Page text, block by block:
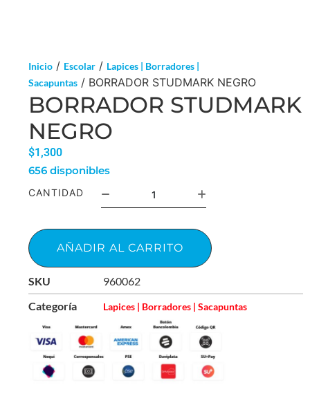
Inicio / Escolar / Lapices | Borradores |
Sacapuntas / BORRADOR STUDMARK NEGRO
BORRADOR STUDMARK
NEGRO
$1,300
656 disponibles
CANTIDAD
AÑADIR AL CARRITO
SKU
960062
Categoría
Lapices | Borradores | Sacapuntas